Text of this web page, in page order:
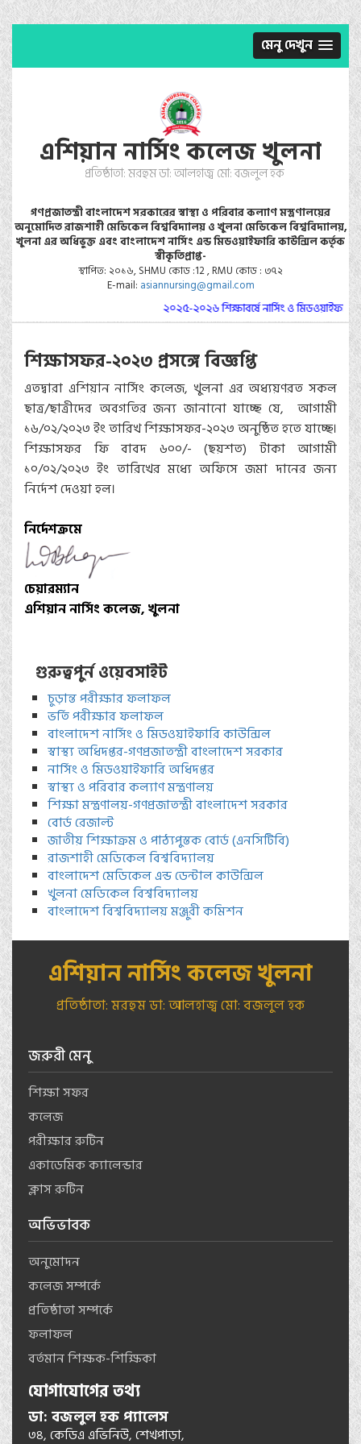
মেনু দেখুন
এশিয়ান নার্সিং কলেজ খুলনা
প্রতিষ্ঠাতা: মরহুম ডা: আলহাজ্ব মো: বজলুল হক
গণপ্রজাতন্ত্রী বাংলাদেশ সরকারের স্বাস্থ্য ও পরিবার কল্যাণ মস্ত্রণালয়ের
অনুমোদিত রাজশাহী মেডিকেল বিশ্ববিদ্যালয় ও খুলনা মেডিকেল বিশ্ববিদ্যালয়,
খুলনা এর অধিভুক্ত এবং বাংলাদেশ নার্সিং এন্ড মিডওয়াইফারি কাউন্সিল কর্তৃক
স্বীকৃতিপ্রাপ্ত-
স্থাপিত: ২০১৬, SHMU কোড :12 , RMU কোড : ৩৭২
E-mail: asiannursing@gmail.com
২০২৫-২০২৬ শিক্ষাবর্ষে নার্সিং ও
শিক্ষাসফর-২০২৩ প্রসঙ্গে বিজ্ঞপ্তি
এতদ্বারা এশিয়ান নার্সিং কলেজ, খুলনা এর অধ্যয়ণরত সকল
ছাত্র/ছাত্রীদের অবগতির জন্য জানানো যাচ্ছে যে, আগামী
১৬/০২/২০২৩ ইং তারিখ শিক্ষাসফর-২০২৩ অনুষ্ঠিত হতে যাচ্ছে।
শিক্ষাসফর ফি বাবদ ৬০০/- (ছয়শত) টাকা আগামী
১০/০২/২০২৩ ইং তারিখের মধ্যে অফিসে জমা দানের জন্য
নির্দেশ দেওয়া হল।
নির্দেশক্রমে
চেয়ারম্যান
এশিয়ান নার্সিং কলেজ, খুলনা
গুরুত্বপুর্ন ওয়েবসাইট
চুড়ান্ত পরীক্ষার ফলাফল
ভর্তি পরীক্ষার ফলাফল
বাংলাদেশ নার্সিং ও মিডওয়াইফারি কাউন্সিল
স্বাস্থ্য অধিদপ্তর-গণপ্রজাতন্ত্রী বাংলাদেশ সরকার
নার্সিং ও মিডওয়াইফারি অধিদপ্তর
স্বাস্থ্য ও পরিবার কল্যাণ মন্ত্রণালয়
শিক্ষা মন্ত্রণালয়-গণপ্রজাতন্ত্রী বাংলাদেশ সরকার
বোর্ড রেজাল্ট
জাতীয় শিক্ষাক্রম ও পাঠ্যপুস্তক বোর্ড (এনসিটিবি)
রাজশাহী মেডিকেল বিশ্ববিদ্যালয়
বাংলাদেশ মেডিকেল এন্ড ডেন্টাল কাউন্সিল
খুলনা মেডিকেল বিশ্ববিদ্যালয়
বাংলাদেশ বিশ্ববিদ্যালয় মঞ্জুরী কমিশন
এশিয়ান নার্সিং কলেজ খুলনা
প্রতিষ্ঠাতা: মরহুম ডা: আলহাজ্ব মো: বজলুল হক
জরুরী মেনু
শিক্ষা সফর
কলেজ
পরীক্ষার রুটিন
একাডেমিক ক্যালেন্ডার
ক্লাস রুটিন
অভিভাবক
অনুমোদন
কলেজ সম্পর্কে
প্রতিষ্ঠাতা সম্পর্কে
ফলাফল
বর্তমান শিক্ষক-শিক্ষিকা
যোগাযোগের তথ্য
ডা: বজলুল হক প্যালেস
৩৪, কেডিএ এভিনিউ, শেখপাড়া,